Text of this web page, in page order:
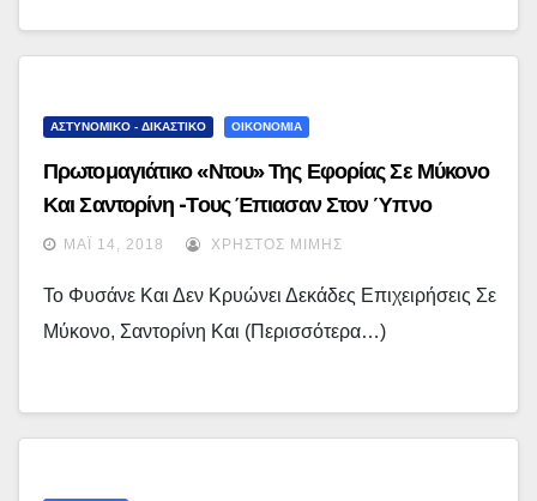
ΑΣΤΥΝΟΜΙΚΟ - ΔΙΚΑΣΤΙΚΟ ΟΙΚΟΝΟΜΙΑ
Πρωτομαγιάτικο «ντου» Της Εφορίας Σε Μύκονο
Και Σαντορίνη -Τους Έπιασαν Στον Ύπνο
[εικόνες]
ΜΆΙ 14, 2018 ΧΡΉΣΤΟΣ ΜΊΜΗΣ
Το Φυσάνε Και Δεν Κρυώνει Δεκάδες Επιχειρήσεις Σε
Μύκονο, Σαντορίνη Και (περισσότερα…)